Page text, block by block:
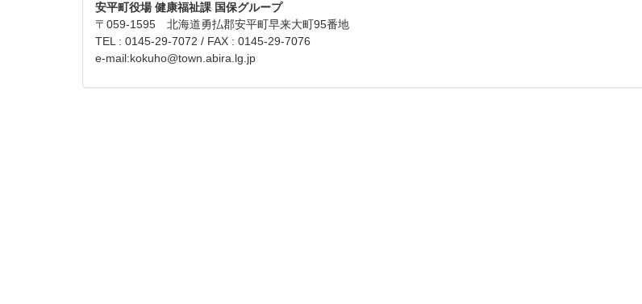
安平町役場 健康福祉課 国保グループ
〒059-1595 北海道勇払郡安平町早来大町95番地
TEL : 0145-29-7072 / FAX : 0145-29-7076
e-mail:kokuho@town.abira.lg.jp